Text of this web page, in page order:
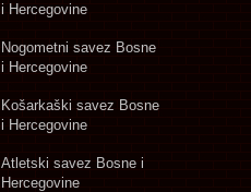
i Hercegovine
Nogometni savez Bosne
i Hercegovine
Košarkaški savez Bosne
i Hercegovine
Atletski savez Bosne i
Hercegovine